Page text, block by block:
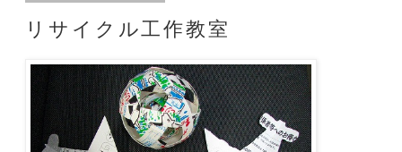
リサイクル工作教室